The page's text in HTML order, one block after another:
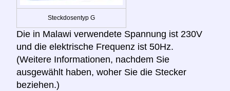
Steckdosentyp G
Die in Malawi verwendete Spannung ist 230V
und die elektrische Frequenz ist 50Hz.
(Weitere Informationen, nachdem Sie
ausgewählt haben, woher Sie die Stecker
beziehen.)